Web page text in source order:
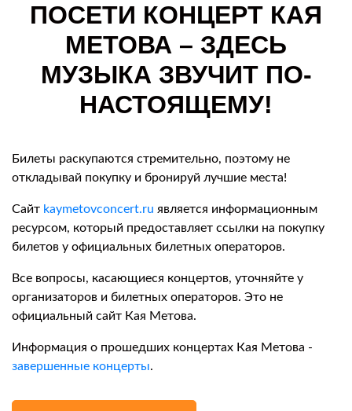
ПОСЕТИ КОНЦЕРТ КАЯ
МЕТОВА – ЗДЕСЬ
МУЗЫКА ЗВУЧИТ ПО-
НАСТОЯЩЕМУ!
Билеты раскупаются стремительно, поэтому не
откладывай покупку и бронируй лучшие места!
Сайт kaymetovconcert.ru является информационным
ресурсом, который предоставляет ссылки на покупку
билетов у официальных билетных операторов.
Все вопросы, касающиеся концертов, уточняйте у
организаторов и билетных операторов. Это не
официальный сайт Кая Метова.
Информация о прошедших концертах Кая Метова -
завершенные концерты.